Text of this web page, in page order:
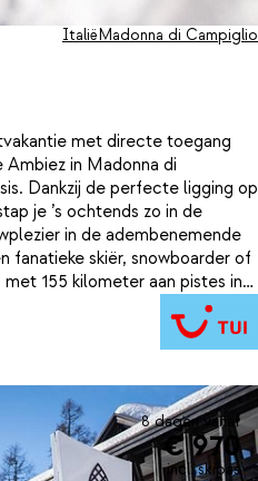
ItaliëMadonna di Campiglio
met directe toegang
in Madonna di
Dankzij de perfecte ligging op
je ’s ochtends zo in de
in de adembenemende
fanatieke skiër, snowboarder of
155 kilometer aan pistes in
altijd de perfecte afdaling.
je heerlijk tot rust in het
wellnessfaciliteiten van de
geniet je van een verblijf
hand in hand gaan. Wacht niet
8 dagen vanaf
€ 970
incl. skipas